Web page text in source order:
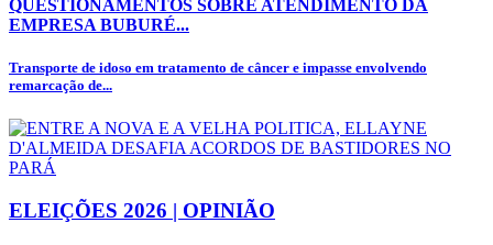
QUESTIONAMENTOS SOBRE ATENDIMENTO DA
EMPRESA BUBURÉ...
Transporte de idoso em tratamento de câncer e impasse envolvendo
remarcação de...
ELEIÇÕES 2026 | OPINIÃO